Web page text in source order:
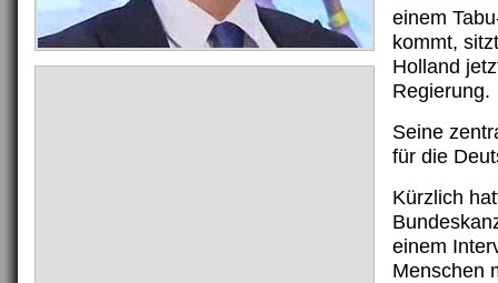
einem
kommt,
Holland
Regierung.
Seine
für die
Kürzlich
einem
Menschen